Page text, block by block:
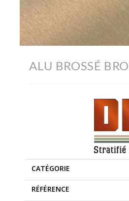
ALU BROSSÉ
CATÉGORIE
RÉFÉRENCE